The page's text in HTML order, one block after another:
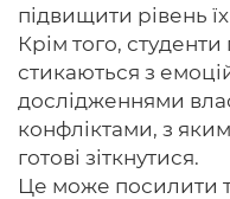
підвищити рівень
Крім того,
стикаються з
дослідженнями
конфліктами, з
готові зіткнутися.
Це може посилити